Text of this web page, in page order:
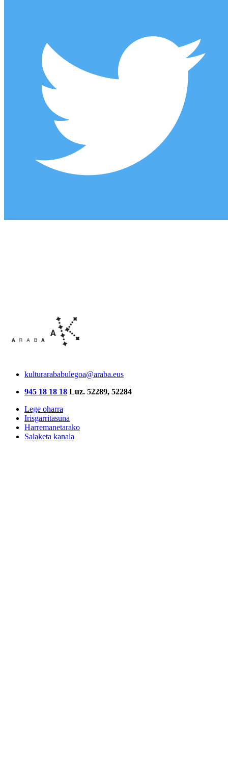
kulturarababulegoa@araba.eus
945 18 18 18 Luz. 52289, 52284
Lege oharra
Irisgarritasuna
Harremanetarako
Salaketa kanala